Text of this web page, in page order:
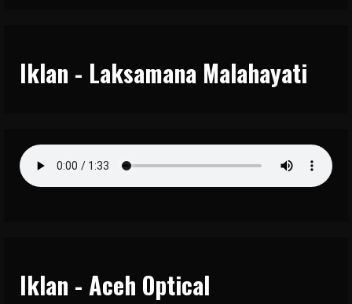
Iklan - Laksamana Malahayati
Iklan - Aceh Optical